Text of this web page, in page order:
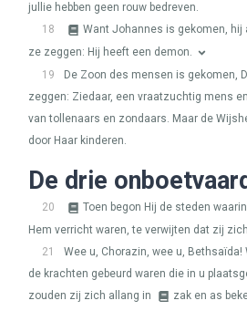
jullie hebben geen rouw bedreven.
18
Want Johannes is gekomen, hij
ze zeggen: Hij heeft een demon.
19
De Zoon des mensen is gekomen,
zeggen: Ziedaar, een vraatzuchtig mens
van tollenaars en zondaars. Maar de
door Haar kinderen.
De drie
20
Toen begon Hij de steden
Hem verricht waren, te verwijten dat zij
21
Wee u, Chorazin, wee u, Bethsaïda!
de krachten gebeurd waren die in u
zouden zij zich allang in
zak en as